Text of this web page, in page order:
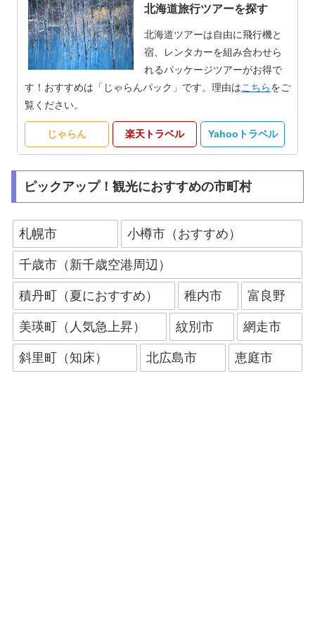
北海道旅行ツアーを探す
北海道ツアーは自由に飛行機と
宿、レンタカーを組み合わせら
れるパッケージツアーがお得で
す！おすすめは「じゃらんパック」です。理由はこちらをご
覧ください。
じゃらん 楽天トラベル Yahooトラベル
ピックアップ！観光におすすめの市町村
札幌市 小樽市（おすすめ）
千歳市（新千歳空港周辺）
積丹町（夏におすすめ） 稚内市 富良野
美瑛町（人気急上昇） 紋別市 網走市
斜里町（知床） 北広島市 恵庭市